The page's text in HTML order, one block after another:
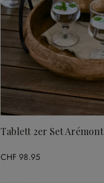
Tablett 2er Set Arémont
CHF 98.95